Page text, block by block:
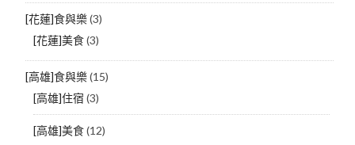
[花蓮]食與樂(3)
[花蓮]美食(3)
[高雄]食與樂(15)
[高雄]住宿 (3)
[高雄]美食(12)